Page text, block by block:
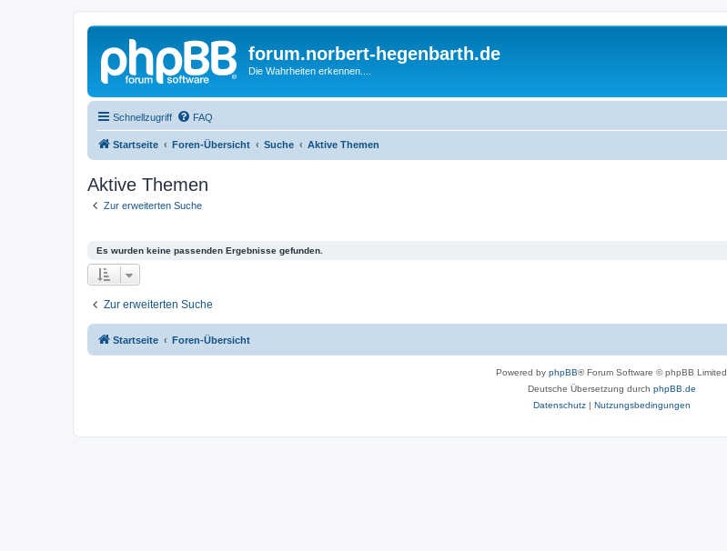
forum.norbert-hegenbarth.de
Die Wahrheiten erkennen....
Schnellzugriff FAQ
Startseite Foren-Übersicht Suche Aktive Themen
Aktive Themen
Zur erweiterten Suche
Es wurden keine passenden Ergebnisse gefunden.
Zur erweiterten Suche
Startseite Foren-Übersicht
Powered by phpBB® Forum Software © phpBB Limited
Deutsche Übersetzung durch phpBB.de
Datenschutz| Nutzungsbedingungen